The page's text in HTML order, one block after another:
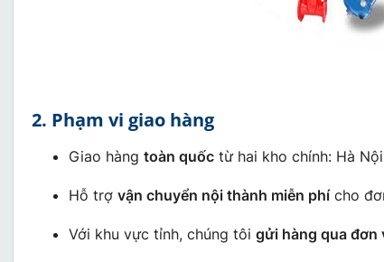
2. Phạm vi giao hàng
Giao hàng toàn quốctừ hai kho chính: Hà Nội
Hỗ trợ vận chuyển nội thành miễn phícho
Với khu vực tỉnh, chúng tôi gửi hàng qua đơn